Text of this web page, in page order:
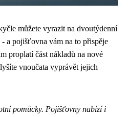
můžete vyrazit na dvoutýdenní
a pojišťovna vám na to přispěje
proplatí část nákladů na nové
vnoučata vyprávět jejich
pomůcky. Pojišťovny nabízí i